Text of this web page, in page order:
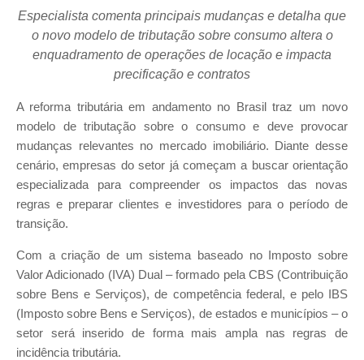
Especialista comenta principais mudanças e detalha que
o novo modelo de tributação sobre consumo altera o
enquadramento de operações de locação e impacta
precificação e contratos
A reforma tributária em andamento no Brasil traz um novo
modelo de tributação sobre o consumo e deve provocar
mudanças relevantes no mercado imobiliário. Diante desse
cenário, empresas do setor já começam a buscar orientação
especializada para compreender os impactos das novas
regras e preparar clientes e investidores para o período de
transição.
Com a criação de um sistema baseado no Imposto sobre
Valor Adicionado (IVA) Dual – formado pela CBS (Contribuição
sobre Bens e Serviços), de competência federal, e pelo IBS
(Imposto sobre Bens e Serviços), de estados e municípios – o
setor será inserido de forma mais ampla nas regras de
incidência tributária.